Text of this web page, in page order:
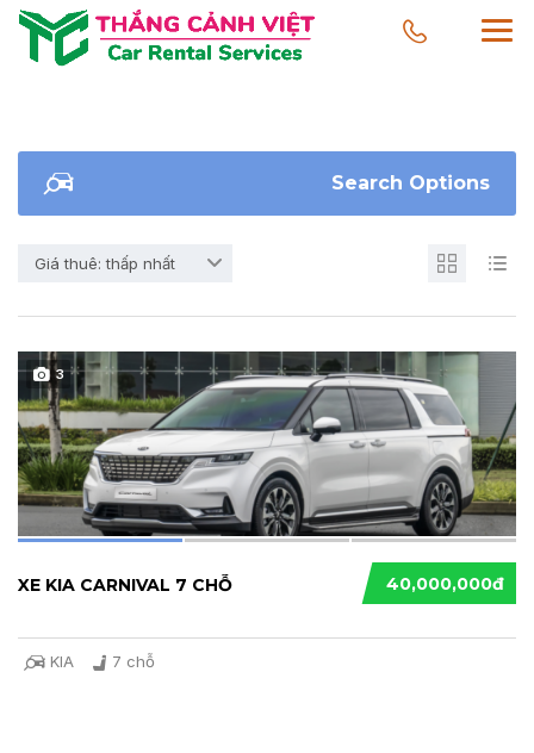
Search Options
Giá thuê: thấp nhất
3
40,000,000đ
XE KIA CARNIVAL 7 CHỖ
KIA 7 chỗ